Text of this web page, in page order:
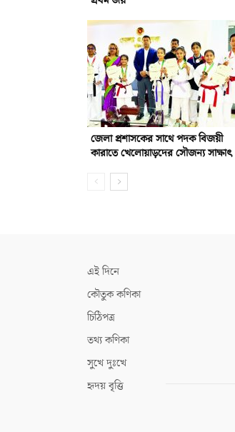
জেলা প্রশাসকের সাথে পদক বিজয়ী
কারাতে খেলোয়াড়দের সৌজন্য সাক্ষাৎ
এই দিনে
কৌতুক কণিকা
চিঠিপত্র
তথ্য কণিকা
সুখে দুঃখে
হৃদয় বৃত্তি